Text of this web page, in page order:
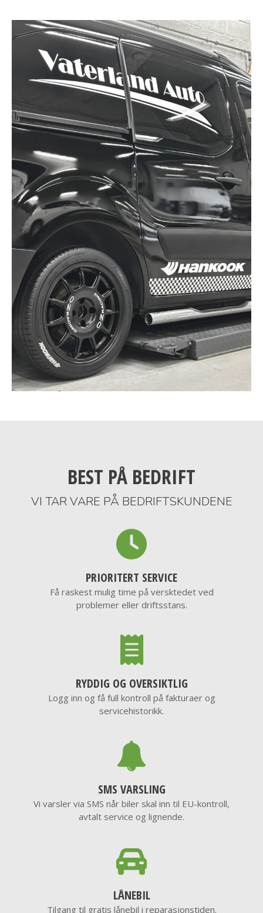
BEST PÅ BEDRIFT
VI TAR VARE PÅ BEDRIFTSKUNDENE
PRIORITERT SERVICE
Få raskest mulig time på versktedet ved
problemer eller driftsstans.
RYDDIG OG OVERSIKTLIG
Logg inn og få full kontroll på fakturaer og
servicehistorikk.
SMS VARSLING
Vi varsler via SMS når biler skal inn til EU-kontroll,
avtalt service og lignende.
LÅNEBIL
Tilgang til gratis lånebil i reparasjonstiden.